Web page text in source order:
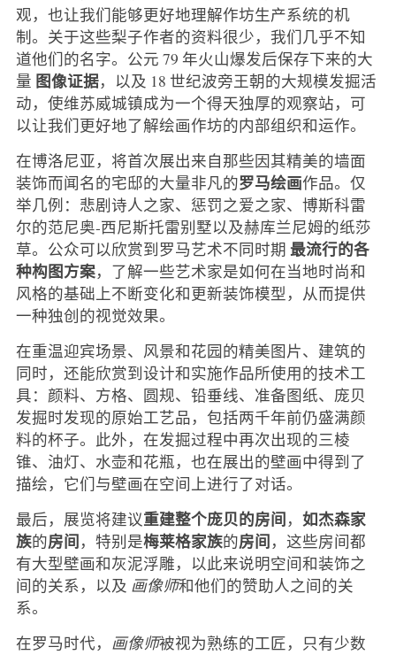
观，也让我们能够更好地理解作坊生产系统的机
制。关于这些梨子作者的资料很少，我们几乎不知
道他们的名字。公元 79 年火山爆发后保存下来的大
量 图像证据，以及 18 世纪波旁王朝的大规模发掘活
动，使维苏威城镇成为一个得天独厚的观察站，可
以让我们更好地了解绘画作坊的内部组织和运作。
在博洛尼亚，将首次展出来自那些因其精美的墙面
装饰而闻名的宅邸的大量非凡的罗马绘画作品。仅
举几例：悲剧诗人之家、惩罚之爱之家、博斯科雷
尔的范尼奥-西尼斯托雷别墅以及赫库兰尼姆的纸莎
草。公众可以欣赏到罗马艺术不同时期 最流行的各
种构图方案，了解一些艺术家是如何在当地时尚和
风格的基础上不断变化和更新装饰模型，从而提供
一种独创的视觉效果。
在重温迎宾场景、风景和花园的精美图片、建筑的
同时，还能欣赏到设计和实施作品所使用的技术工
具：颜料、方格、圆规、铅垂线、准备图纸、庞贝
发掘时发现的原始工艺品，包括两千年前仍盛满颜
料的杯子。此外，在发掘过程中再次出现的三棱
锥、油灯、水壶和花瓶，也在展出的壁画中得到了
描绘，它们与壁画在空间上进行了对话。
最后，展览将建议重建整个庞贝的房间， 如杰森家
族的房间，特别是梅莱格家族的房间，这些房间都
有大型壁画和灰泥浮雕，以此来说明空间和装饰之
间的关系，以及 画像师和他们的赞助人之间的关
系。
在罗马时代， 画像师被视为熟练的工匠，只有少数